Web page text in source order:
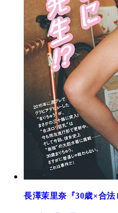
長澤茉里奈『30歳×合法